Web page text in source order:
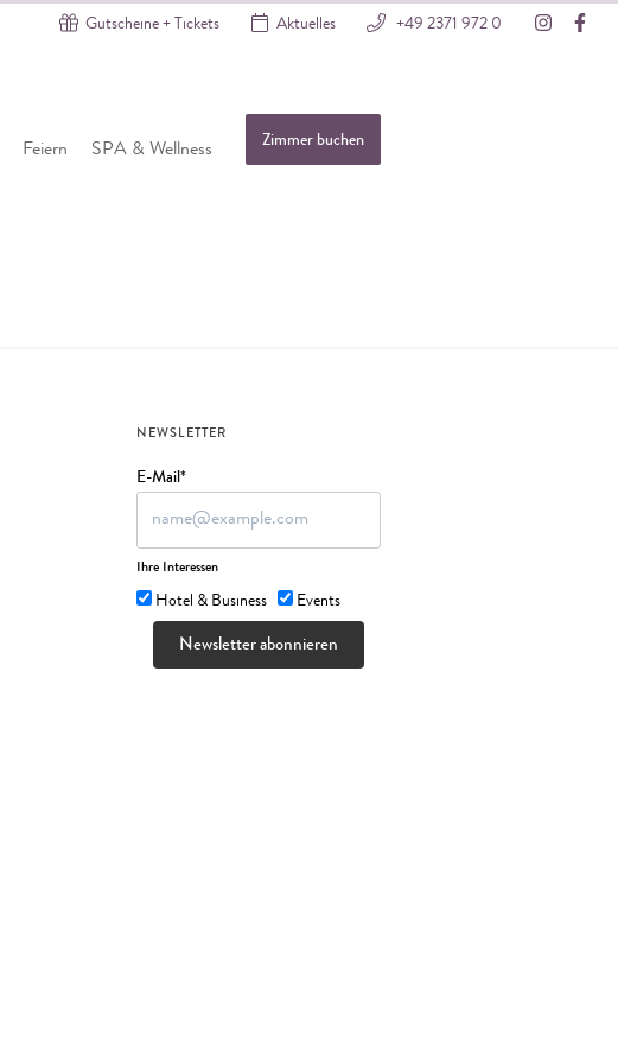
Gutscheine + Tickets Aktuelles +49 2371 972 0
Feiern SPA & Wellness Zimmer buchen
NEWSLETTER
E-Mail*
Ihre Interessen
Hotel & Business Events
Newsletter abonnieren